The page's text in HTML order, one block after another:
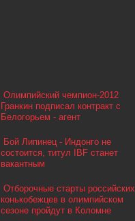
Олимпийский чемпион-2012
Гранкин подписал контракт с
Белогорьем - агент
Бой Липинец - Индонго не
состоится, титул IBF станет
вакантным
Отборочные старты российских
конькобежцев в олимпийском
сезоне пройдут в Коломне